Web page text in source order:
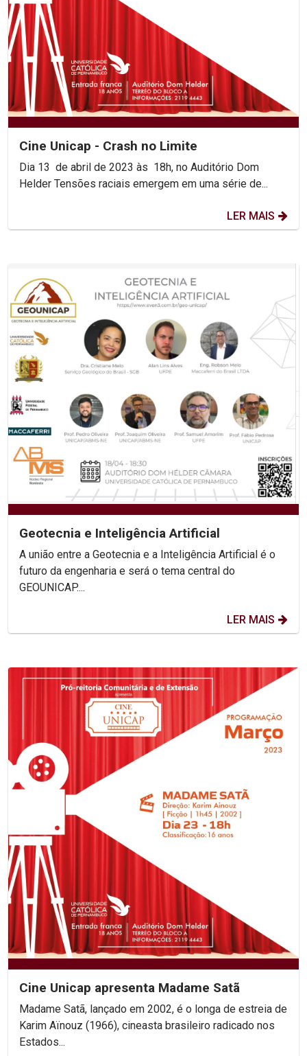
Cine Unicap - Crash no Limite
Dia 13 de abril de 2023 às 18h, no Auditório Dom
Helder Tensões raciais emergem em uma série de...
LER MAIS
Geotecnia e Inteligência Artificial
A união entre a Geotecnia e a Inteligência Artificial é o
futuro da engenharia e será o tema central do
GEOUNICAP....
LER MAIS
Cine Unicap apresenta Madame Satã
Madame Satã, lançado em 2002, é o longa de estreia de
Karim Aïnouz (1966), cineasta brasileiro radicado nos
Estados...